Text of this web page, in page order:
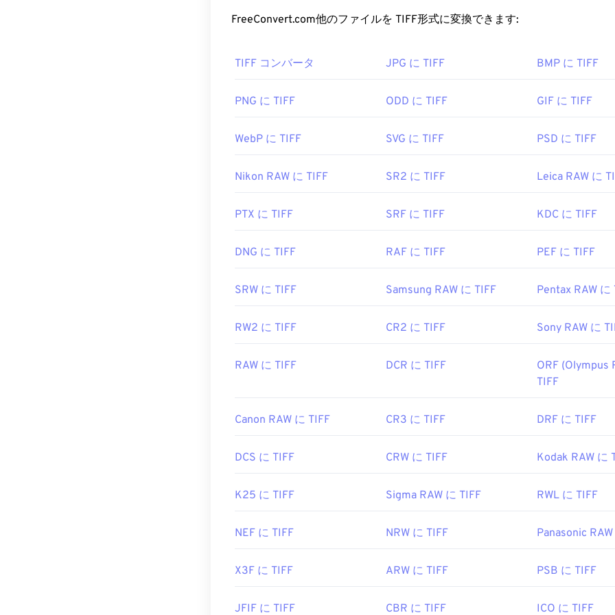
TIFF ファイルを開くにはどうすればいいですか?
場合はApple Preview です。無料の独立したプログラムとしては、XnView MP
けます。
ColorStrokes 、GNU Image Manipulation Program ( )、Adobe
開発元: Aldus Corporation
(現 Adob​​e Inc.)
役立つリンク:
FreeConvert.com他のファイルを TIFF形式に変換できます:
TIFF コンバータ JPG に TIFF BMP に TIFF
PNG に TIFF ODD に TIFF GIF に TIFF
WebP に TIFF SVG に TIFF PSD に TIFF
Nikon RAW に TIFF SR2 に TIFF Leica RAW に
PTX に TIFF SRF に TIFF KDC に TIFF
DNG に TIFF RAF に TIFF PEF に TIFF
SRW に TIFF Samsung RAW に TIFF Pentax RAW に
RW2 に TIFF CR2 に TIFF Sony RAW に
RAW に TIFF DCR に TIFF
ORF (Olympus
TIFF
Canon RAW に TIFF CR3 に TIFF DRF に TIFF
DCS に TIFF CRW に TIFF Kodak RAW に
K25 に TIFF Sigma RAW に TIFF RWL に TIFF
NEF に TIFF NRW に TIFF Panasonic
X3F に TIFF ARW に TIFF PSB に TIFF
JFIF に TIFF CBR に TIFF ICO に TIFF